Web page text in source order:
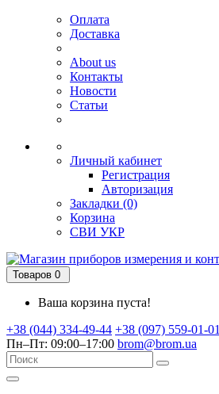
Оплата
Доставка
About us
Контакты
Новости
Статьи
Личный кабинет
Регистрация
Авторизация
Закладки (0)
Корзина
СВИ УКР
Товаров 0
Ваша корзина пуста!
+38 (044) 334-49-44 +38 (097) 559-01-01
Пн–Пт: 09:00–17:00 brom@brom.ua